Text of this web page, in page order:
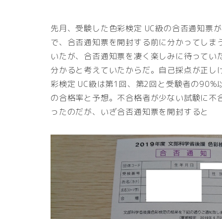
先月、受験した色彩検定 UC級の合否通知票
で、合否通知票を開封する前に分かってし
いたが、合否通知票を凄く楽しみに待って
分かると考えていたからだ。自己採点が正
彩検定 UC級は第1回、第2回と受験者の
の合格率と予想。不合格者が少ない試験に
ったのだが、いざ合否通知票を開封すると